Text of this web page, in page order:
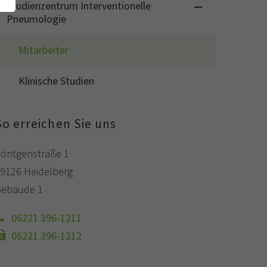
Studienzentrum Interventionelle
Pneumologie
Mitarbeiter
Klinische Studien
erreichen Sie uns
1
Heidelberg
1
06221 396-1211
06221 396-1212